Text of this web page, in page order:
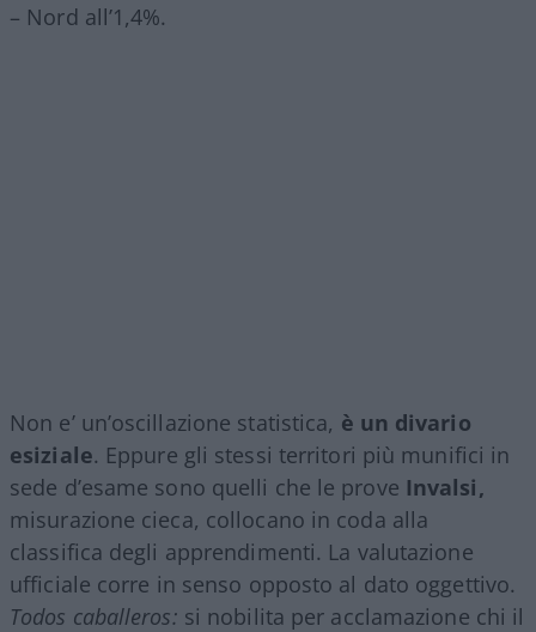
– Nord all’1,4%.
Non e’ un’oscillazione statistica, è un divario
esiziale. Eppure gli stessi territori più munifici in
sede d’esame sono quelli che le prove Invalsi,
misurazione cieca, collocano in coda alla
classifica degli apprendimenti. La valutazione
ufficiale corre in senso opposto al dato oggettivo.
Todos caballeros: si nobilita per acclamazione chi il